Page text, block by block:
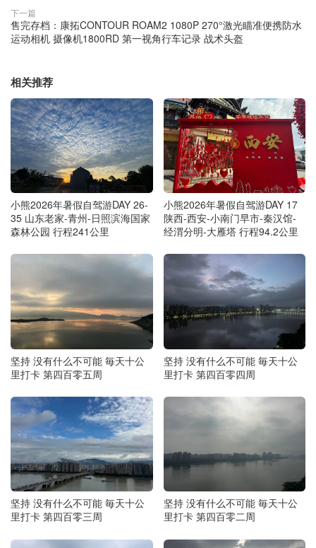
下一篇
售完存档：康拓CONTOUR ROAM2 1080P 270°激光瞄准便携防水
运动相机 摄像机1800RD 第一视角行车记录 战术头盔
相关推荐
小熊2026年暑假自驾游DAY 26-
35 山东老家-青州-日照滨海国家
森林公园 行程241公里
小熊2026年暑假自驾游DAY 17
陕西-西安-小南门早市-秦汉馆-
经渭分明-大雁塔 行程94.2公里
坚持 没有什么不可能 毎天十公
里打卡 第四百零五周
坚持 没有什么不可能 毎天十公
里打卡 第四百零四周
坚持 没有什么不可能 毎天十公
里打卡 第四百零三周
坚持 没有什么不可能 毎天十公
里打卡 第四百零二周